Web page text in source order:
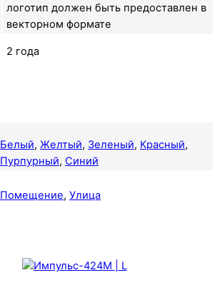
логотип должен быть предоставлен в
векторном формате
2 года
Белый, Желтый, Зеленый, Красный,
Пурпурный, Синий
Помещение, Улица